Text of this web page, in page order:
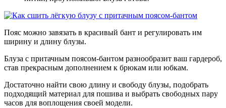
Пояс можно завязать в красивый бант и регулировать им
ширину и длину блузы.
Блуза с притачным поясом-бантом разнообразит ваш гардероб,
став прекрасным дополнением к брюкам или юбкам.
Достаточно найти свою длину и свободу блузы, подобрать
подходящий материал для пошива и выбрать свободных пару
часов для воплощения своей модели.